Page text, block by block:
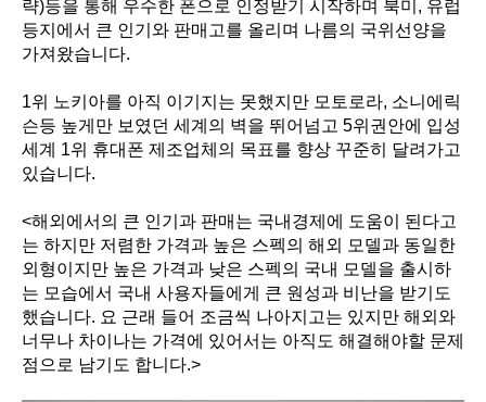
략)등을 통해 우수한 폰으로 인정받기 시작하며 북미, 유럽
등지에서 큰 인기와 판매고를 올리며 나름의 국위선양을
가져왔습니다.
1위 노키아를 아직 이기지는 못했지만 모토로라, 소니에릭
슨등 높게만 보였던 세계의 벽을 뛰어넘고 5위권안에 입성
세계 1위 휴대폰 제조업체의 목표를 향상 꾸준히 달려가고
있습니다.
<해외에서의 큰 인기과 판매는 국내경제에 도움이 된다고
는 하지만 저렴한 가격과 높은 스펙의 해외 모델과 동일한
외형이지만 높은 가격과 낮은 스펙의 국내 모델을 출시하
는 모습에서 국내 사용자들에게 큰 원성과 비난을 받기도
했습니다. 요 근래 들어 조금씩 나아지고는 있지만 해외와
너무나 차이나는 가격에 있어서는 아직도 해결해야할 문제
점으로 남기도 합니다.>